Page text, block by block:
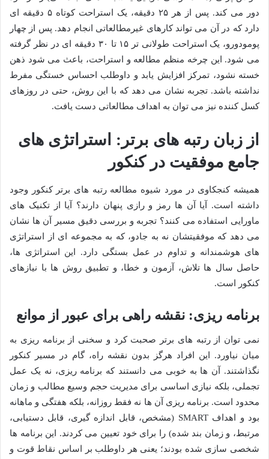
دور می کند. پس از هر ۲۵ دقیقه، یک استراحت کوتاه ۵ دقیقه ای
دارد که در آن می تواند کارهای غیرمطالعاتی انجام دهد. پس از چهار
پومودورو، یک استراحت طولانی تر ۱۵ تا ۳۰ دقیقه ای در نظر گرفته
می شود. این چرخه منظم مطالعه و استراحت، باعث می شود ذهن
خسته نشود، تمرکز افزایش یابد و داوطلب احساس خستگی مفرط
نداشته باشد. تجربه نشان می دهد که با این روش، حتی در روزهای
کسل کننده نیز می توان به اهداف مطالعاتی دست یافت.
از زبان رتبه های برتر: استراتژی های
جامع موفقیت در کنکور
همیشه کنجکاوی در مورد شیوه مطالعه رتبه های برتر کنکور وجود
داشته است. آیا آن ها رمز و رازی پنهان دارند؟ آیا از تکنیک های
ماورایی استفاده می کنند؟ تجربه و بررسی دقیق مسیر آن ها نشان
می دهد که موفقیتشان نه به جادو، که به مجموعه ای از استراتژی
های هوشمندانه و تداوم در عمل بستگی دارد. این استراتژی ها،
حاصل سال ها تلاش، آزمون و خطا، و تطبیق روش ها با نیازهای
کنکور است.
برنامه ریزی: نقشه راهی برای عبور از موانع
نمی توان از رتبه های برتر صحبت کرد و سخنی از برنامه ریزی به
میان نیاورد. این افراد هرگز بدون نقشه راه، گام در مسیر کنکور
نگذاشتند. آن ها به خوبی می دانستند که برنامه ریزی، نه یک عمل
تجملی، بلکه نیازی اساسی برای مدیریت حجم وسیع مطالب و زمان
محدود است. برنامه ریزی آن ها نه فقط روزانه، بلکه هفتگی و ماهانه
بود و اهداف SMART (مشخص، قابل اندازه گیری، قابل دستیابی،
مرتبط، و زمان بند شده) را برای خود تعیین می کردند. این برنامه ها
شخصی سازی شده بودند؛ یعنی هر داوطلب بر اساس نقاط قوت و